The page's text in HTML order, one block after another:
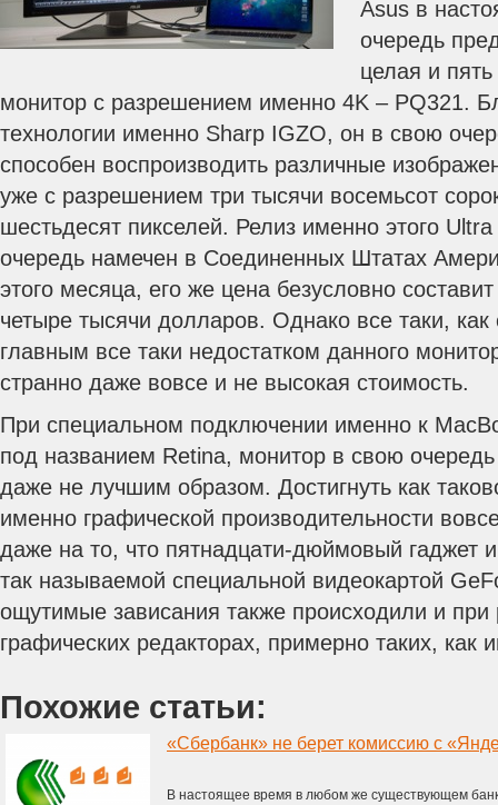
Asus в
очередь
целая и
монитор с разрешением именно 4K – PQ321.
технологии именно Sharp IGZO, он в свою
способен воспроизводить различные
уже с разрешением три тысячи восемьсот
шестьдесят пикселей. Релиз именно этого
очередь намечен в Соединенных Штатах
этого месяца, его же цена безусловно
четыре тысячи долларов. Однако все таки,
главным все таки недостатком данного
странно даже вовсе и не высокая стоимость.
При специальном подключении именно к
под названием Retina, монитор в свою
даже не лучшим образом. Достигнуть как
именно графической производительности
даже на то, что пятнадцати-дюймовый гаджет
так называемой специальной видеокартой
ощутимые зависания также происходили и при
графических редакторах, примерно таких, как
Похожие статьи:
«Сбербанк» не берет комиссию с
В настоящее время в любом же существующем